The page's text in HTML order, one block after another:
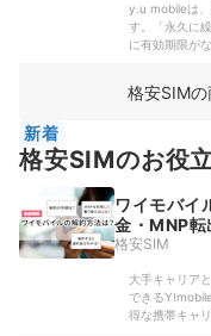
プランでも月
用するデータ
の中央値を上
使う人・店頭
を検討しても
用できない人
外での利用も
すよ。自社で
す。実際に都
5Mbps以下と
動画をスムー
でした。屋内
ド」の運用が
ミどおりだっ
しょう。楽天
SIMですが、
ないうちに料
たい人、デー
みてください
y.u mobileは
す。「永久に
に有効期限が
といえます。
「U-NEXT」
す。毎月もら
通勤時間帯の
りました。ド
しつながりに
修理費用保険
故障で修理し
保険がついて
格安SIM
新着
格安SIMのお役
ワイモバイ
金・MNP転
格安SIM
大手キャリア
できる
得な携帯キャ